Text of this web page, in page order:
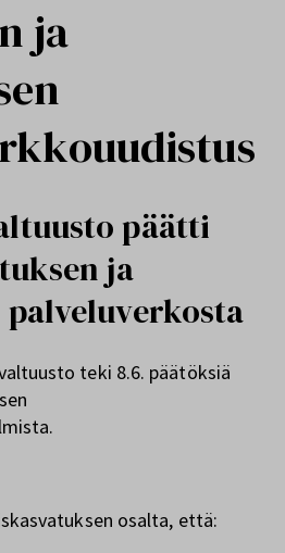
ja
päätti
ja
teki 8.6. päätöksiä
osalta, että: